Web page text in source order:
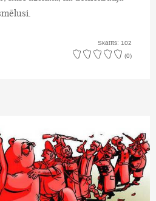
Skatīts: 102
(0)